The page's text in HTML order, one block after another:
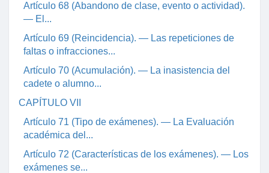
Artículo 68 (Abandono de clase, evento o actividad).
— El...
Artículo 69 (Reincidencia). — Las repeticiones de
faltas o infracciones...
Artículo 70 (Acumulación). — La inasistencia del
cadete o alumno...
CAPÍTULO VII
Artículo 71 (Tipo de exámenes). — La Evaluación
académica del...
Artículo 72 (Características de los exámenes). — Los
exámenes se...